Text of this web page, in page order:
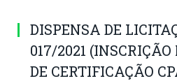
DISPENSA DE
017/2021
DE CERTIFICAÇÃO